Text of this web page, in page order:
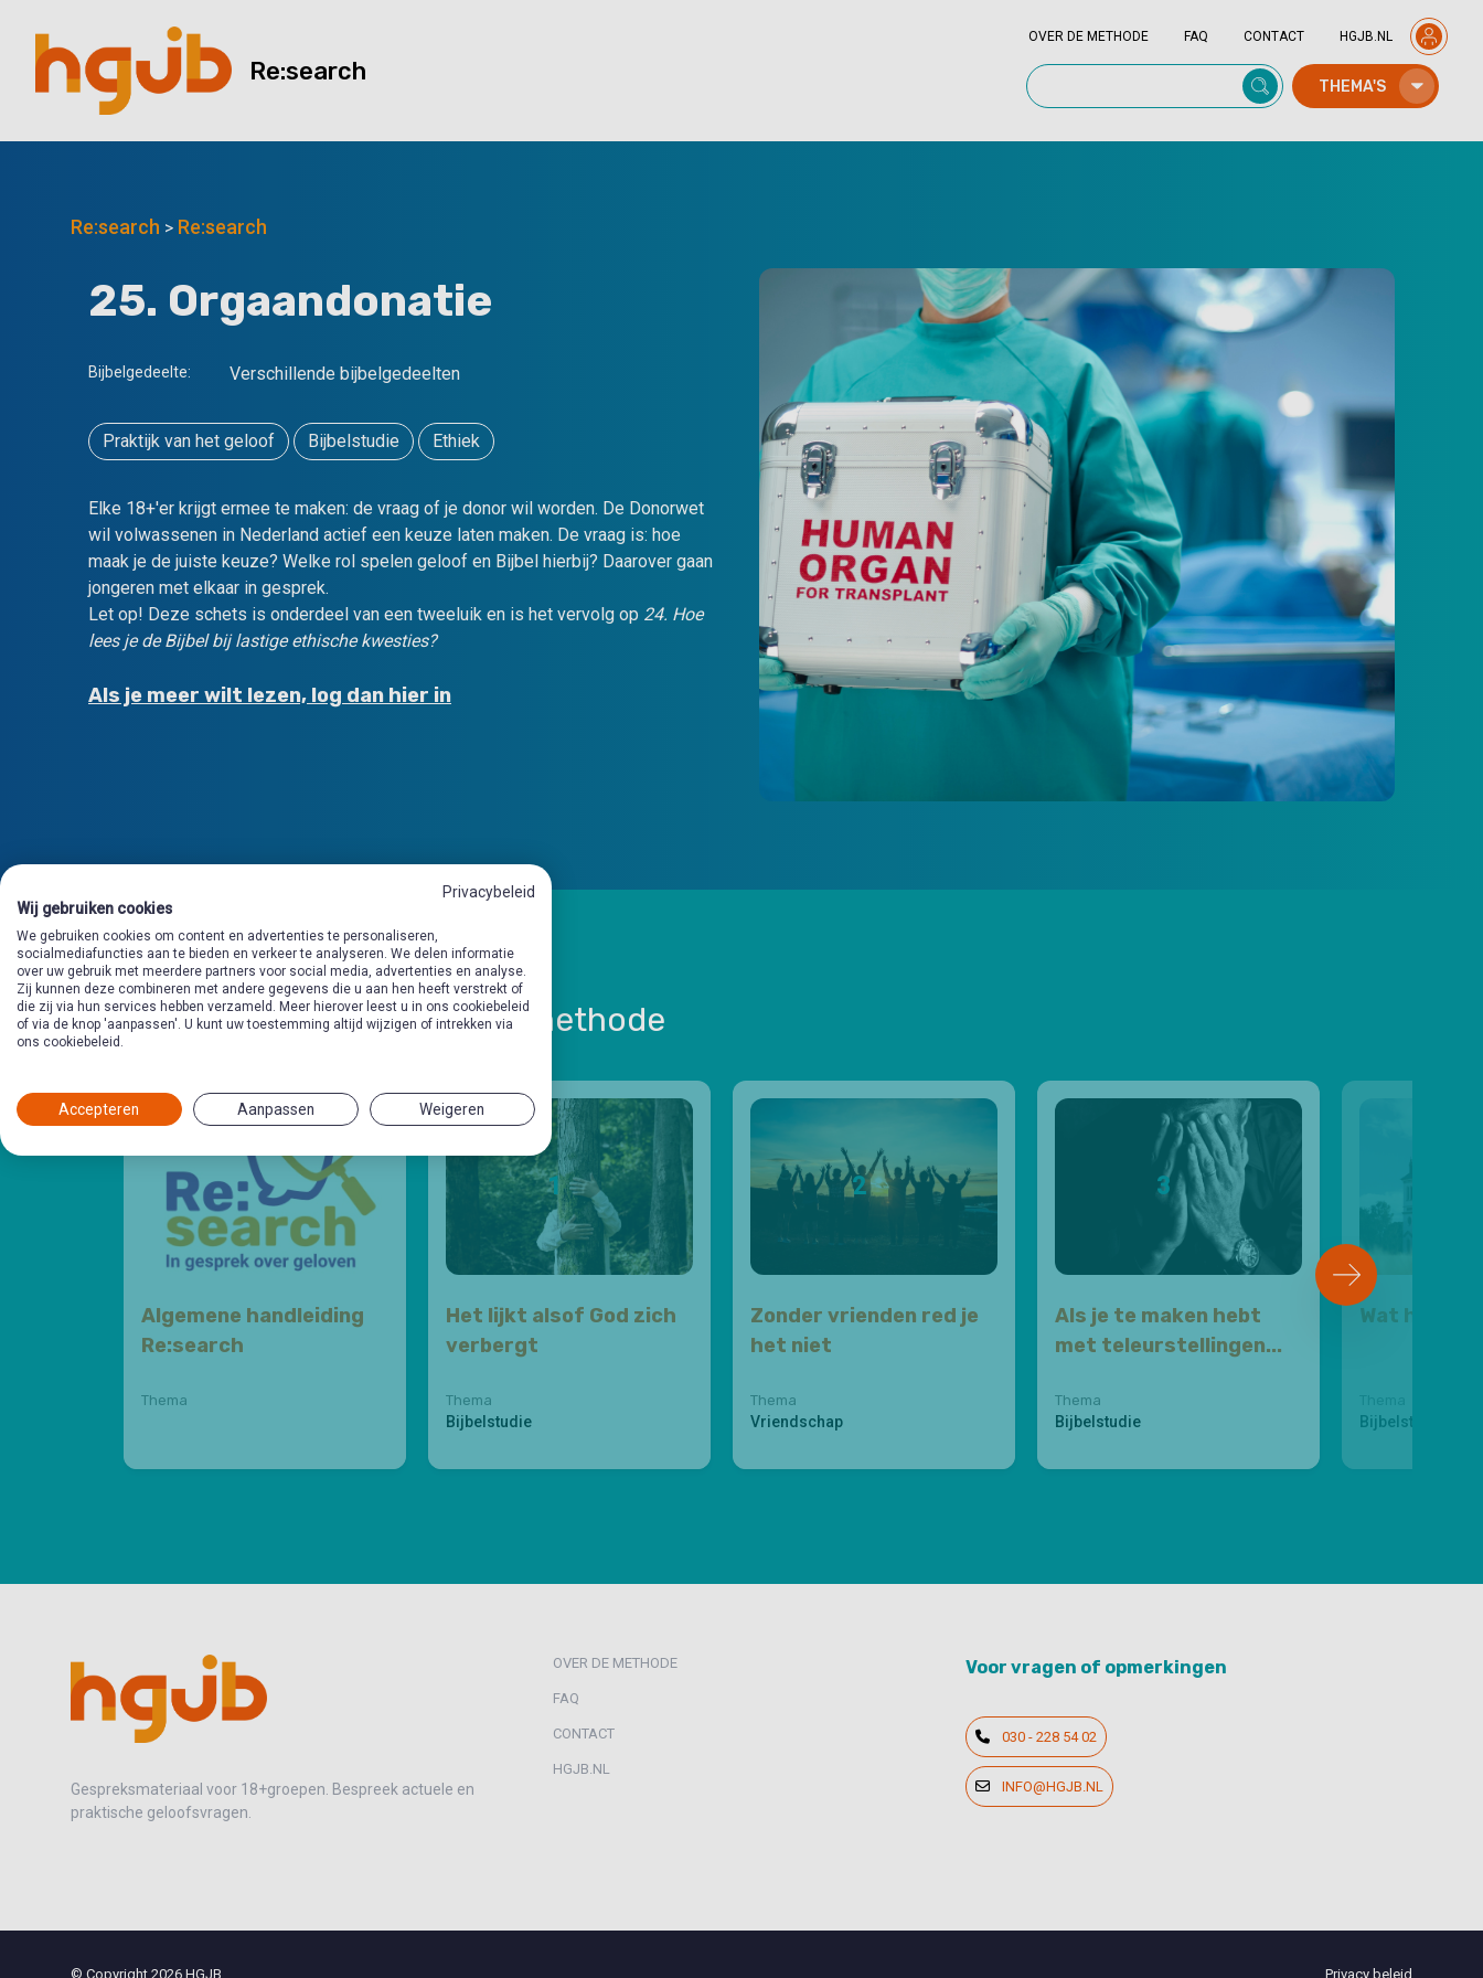
Re:search
OVER DE METHODE FAQ CONTACT HGJB.NL
THEMA'S
Re:search > Re:search
25. Orgaandonatie
Bijbelgedeelte: Verschillende bijbelgedeelten
Praktijk van het geloof Bijbelstudie Ethiek
Elke 18+'er krijgt ermee te maken: de vraag of je donor wil worden. De Donorwet
wil volwassenen in Nederland actief een keuze laten maken. De vraag is: hoe
maak je de juiste keuze? Welke rol spelen geloof en Bijbel hierbij? Daarover gaan
jongeren met elkaar in gesprek.
Let op! Deze schets is onderdeel van een tweeluik en is het vervolg op 24. Hoe
lees je de Bijbel bij lastige ethische kwesties?
Als je meer wilt lezen, log dan hier in
Andere schetsenin deze methode
Algemene handleiding
Re:search
Thema
1
Het lijkt alsof God zich
verbergt
Thema
Bijbelstudie
2
Zonder vrienden red je
het niet
Thema
Vriendschap
3
Als je te maken hebt
met teleurstellingen...
Thema
Bijbelstudie
Wat heb ik
Bijbelstudie
Gespreksmateriaal voor 18+groepen. Bespreek actuele en
praktische geloofsvragen.
OVER DE METHODE
FAQ
CONTACT
HGJB.NL
Voor vragen of opmerkingen
030 - 228 54 02
INFO@HGJB.NL
© Copyright 2026 HGJB Privacy beleid
Privacybeleid
Wij gebruiken cookies
We gebruiken cookies om content en advertenties te personaliseren,
socialmediafuncties aan te bieden en verkeer te analyseren. We delen informatie
over uw gebruik met meerdere partners voor social media, advertenties en analyse.
Zij kunnen deze combineren met andere gegevens die u aan hen heeft verstrekt of
die zij via hun services hebben verzameld. Meer hierover leest u in ons cookiebeleid
of via de knop 'aanpassen'. U kunt uw toestemming altijd wijzigen of intrekken via
ons cookiebeleid.
Accepteren Aanpassen Weigeren